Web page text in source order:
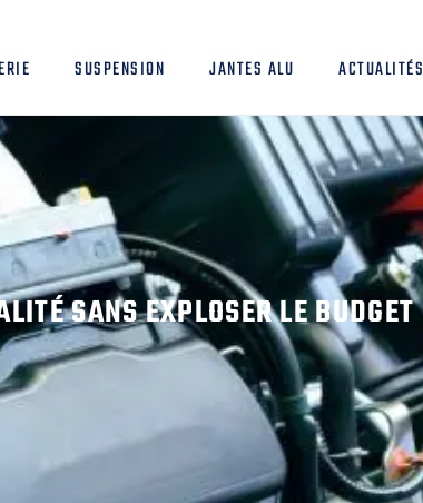
SUSPENSION JANTES ALU ACTUALITÉS
SANS EXPLOSER LE BUDGET